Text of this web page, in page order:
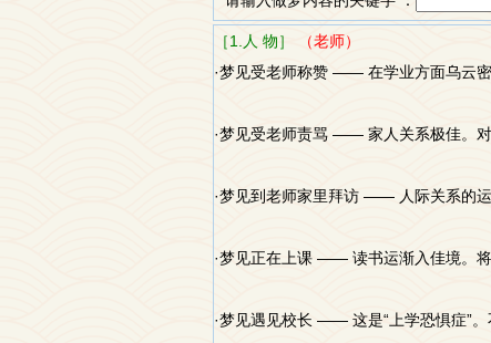
［1.人 物］
（老师）
·梦见受老师称赞 —— 在学业方面乌云
·梦见受老师责骂 —— 家人关系极佳。
·梦见到老师家里拜访 —— 人际关系的
·梦见正在上课 —— 读书运渐入佳境。
·梦见遇见校长 —— 这是“上学恐惧症”